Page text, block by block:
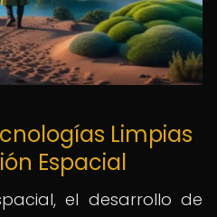
Limpias
Espacial
el desarrollo de